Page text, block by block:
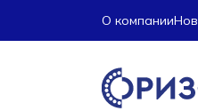
О компании